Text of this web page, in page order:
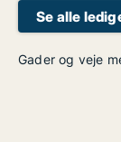
Se alle
Gader og veje